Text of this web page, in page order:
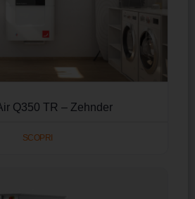
Q350 TR – Zehnder
SCOPRI